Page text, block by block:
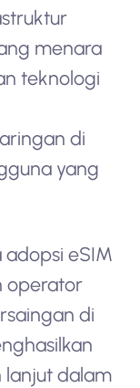
menara
teknologi
di
yang
adopsi eSIM
operator
di
lanjut dalam